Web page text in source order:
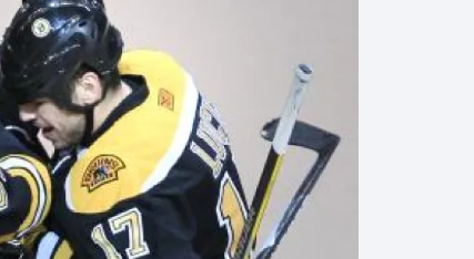
Moderní pětiboj
Motorsport
Olympijské hry
Parasport
Plavání
Veslování
Vodní slalom
Volejbal
Ostatní